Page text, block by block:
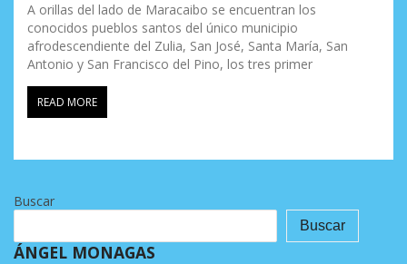
A orillas del lado de Maracaibo se encuentran los
conocidos pueblos santos del único municipio
afrodescendiente del Zulia, San José, Santa María, San
Antonio y San Francisco del Pino, los tres primer
READ MORE
Buscar
Buscar
ÁNGEL MONAGAS